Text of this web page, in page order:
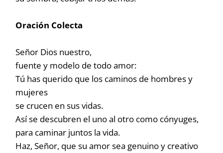
Oración Colecta
Señor Dios nuestro,
fuente y modelo de todo amor:
Tú has querido que los caminos de hombres y
mujeres
se crucen en sus vidas.
Así se descubren el uno al otro como cónyuges,
para caminar juntos la vida.
Haz, Señor, que su amor sea genuino y creativo